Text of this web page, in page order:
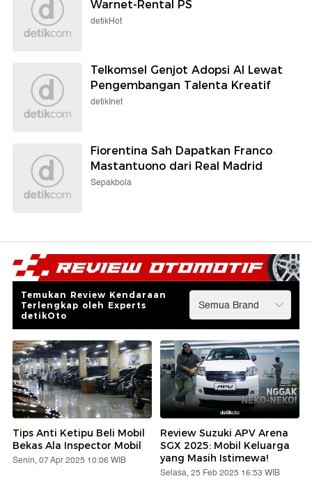
Warnet-Rental PS
detikHot
Telkomsel Genjot Adopsi AI Lewat
Pengembangan Talenta Kreatif
detikInet
Fiorentina Sah Dapatkan Franco
Mastantuono dari Real Madrid
Sepakbola
Temukan Review Kendaraan
Terlengkap oleh Experts
detikOto
Tips Anti Ketipu Beli Mobil
Bekas Ala Inspector Mobil
Senin, 07 Apr 2025 10:06 WIB
Review Suzuki APV Arena
SGX 2025: Mobil Keluarga
yang Masih Istimewa!
Selasa, 25 Feb 2025 16:53 WIB